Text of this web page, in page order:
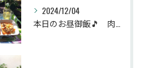
2024/12/04